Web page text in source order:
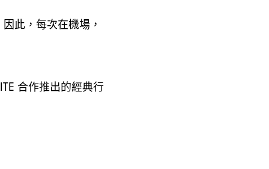
因此 ， 每次在機場 ，
合作推出的經典行